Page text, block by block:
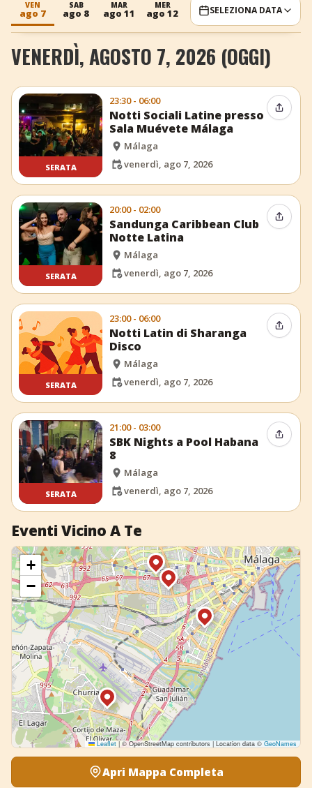
+ Aggiungi evento
VEN
ago 7
SAB
ago 8
MAR
ago 11
MER
ago 12
VEN
ago 14 ago 15
MAR
ago 18
SELEZIONA DATA
VENERDÌ, AGOSTO 7, 2026 (OGGI)
SERATA
23:30 - 06:00
Notti Sociali Latine presso
Sala Muévete Málaga
Málaga
venerdì, ago 7, 2026
SERATA
20:00 - 02:00
Sandunga Caribbean Club
Notte Latina
Málaga
venerdì, ago 7, 2026
SERATA
23:00 - 06:00
Notti Latin di Sharanga
Disco
Málaga
venerdì, ago 7, 2026
SERATA
21:00 - 03:00
SBK Nights a Pool Habana
8
Málaga
venerdì, ago 7, 2026
Eventi Vicino A Te
+
−
Leaflet |© OpenStreetMap contributors | Location data ©GeoNames
Apri Mappa Completa